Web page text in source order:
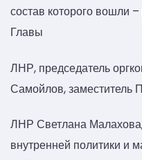
состав которого вошли
Главы
ЛНР, председатель
Самойлов, заместитель
ЛНР Светлана
внутренней политики и